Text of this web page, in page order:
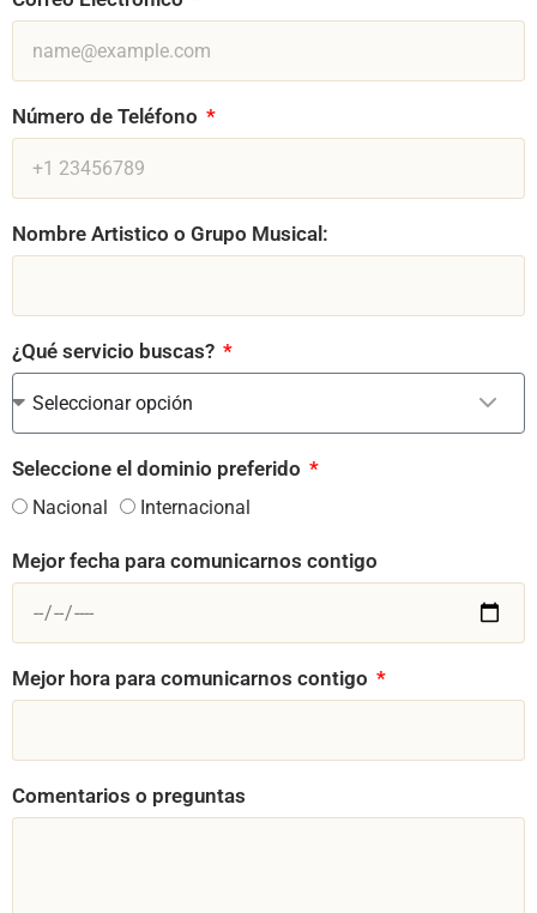
Número de Teléfono
Nombre Artistico o Grupo Musical:
¿Qué servicio buscas?
Seleccionar opción
Seleccione el dominio preferido
Nacional Internacional
Mejor fecha para comunicarnos contigo
Mejor hora para comunicarnos contigo
Comentarios o preguntas